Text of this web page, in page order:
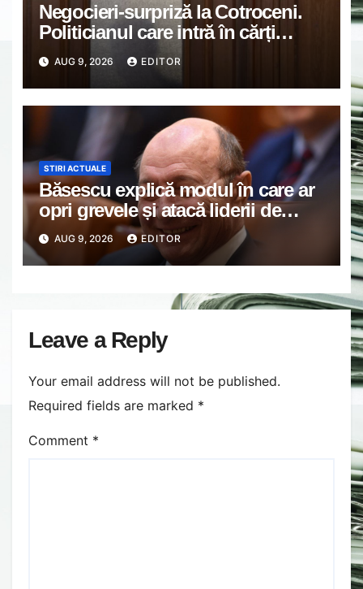
Negocieri-surpriză la Cotroceni.
Politicianul care intră în cărți
pentru o nouă majoritate.
Chirieac: Nu poate fi ignorat!
AUG 9, 2026 EDITOR
STIRI ACTUALE
Băsescu explică modul în care ar
opri grevele și atacă liderii de
sindicat: “Latră agresiv la
televizor”
AUG 9, 2026 EDITOR
Leave a Reply
Your email address will not be published.
Required fields are marked *
Comment *